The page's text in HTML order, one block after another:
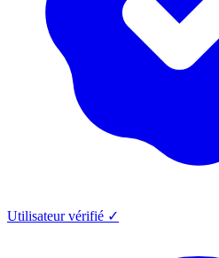
Utilisateur vérifié ✓